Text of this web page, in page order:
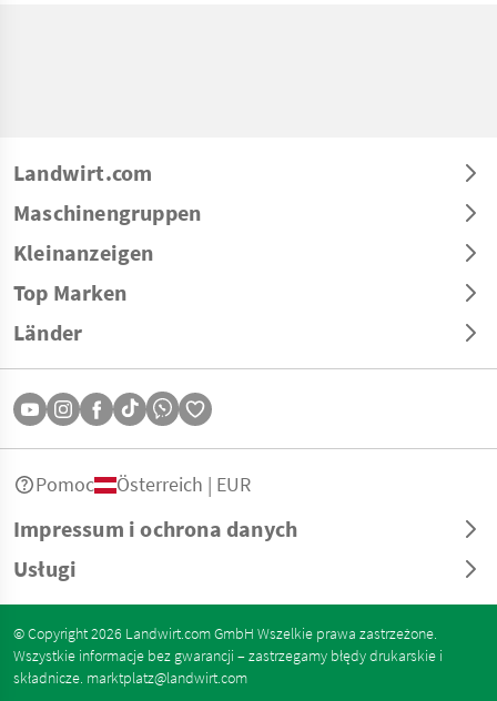
Landwirt.com
Maschinengruppen
Kleinanzeigen
Top Marken
Länder
Impressum i ochrona danych
Usługi
Pomoc Österreich | EUR
© Copyright 2026 Landwirt.com GmbH Wszelkie prawa zastrzeżone.
Wszystkie informacje bez gwarancji – zastrzegamy błędy drukarskie i
składnicze. marktplatz@landwirt.com